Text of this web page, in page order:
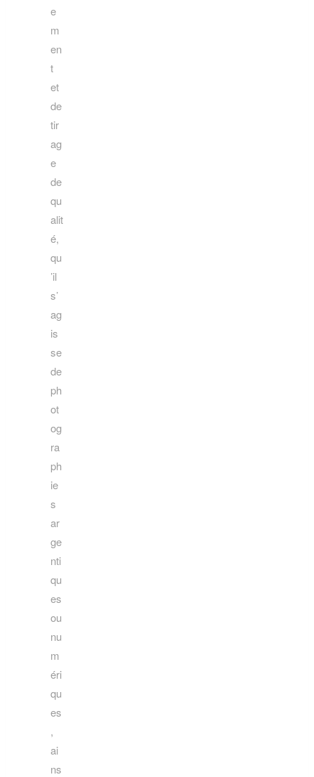
e
m
en
t
et
de
tir
ag
e
de
qu
alit
é,
qu
’il
s’
ag
is
se
de
ph
ot
og
ra
ph
ie
s
ar
ge
nti
qu
es
ou
nu
m
éri
qu
es
,
ai
ns